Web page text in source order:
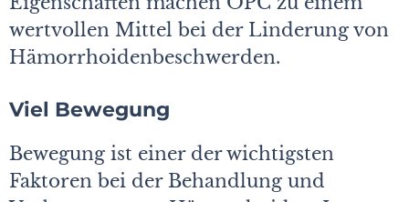
wertvollen Mittel bei der Linderung von
Hämorrhoidenbeschwerden.
Viel Bewegung
Bewegung ist einer der wichtigsten
Faktoren bei der Behandlung und